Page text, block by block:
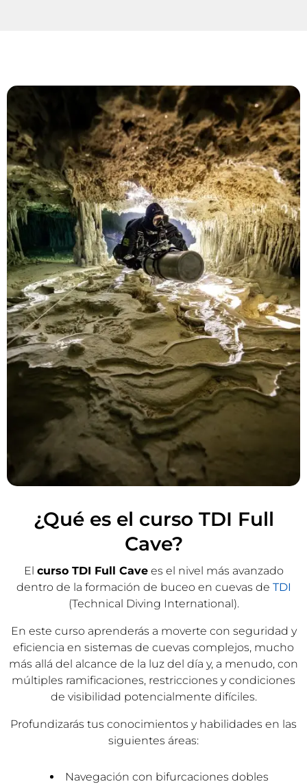
¿Qué es el curso TDI Full
Cave?
El curso TDI Full Cavees el nivel más avanzado
dentro de la formación de buceo en cuevas de TDI
(Technical Diving International).
En este curso aprenderás a moverte con seguridad y
eficiencia en sistemas de cuevas complejos, mucho
más allá del alcance de la luz del día y, a menudo, con
múltiples ramificaciones, restricciones y condiciones
de visibilidad potencialmente difíciles.
Profundizarás tus conocimientos y habilidades en las
siguientes áreas:
Navegación con bifurcaciones dobles